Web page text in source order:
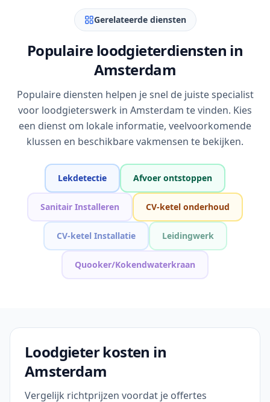
Gerelateerde diensten
Populaire loodgieterdiensten in
Amsterdam
Populaire diensten helpen je snel de juiste specialist
voor loodgieterswerk in Amsterdam te vinden. Kies
een dienst om lokale informatie, veelvoorkomende
klussen en beschikbare vakmensen te bekijken.
Lekdetectie Afvoer ontstoppen
Sanitair Installeren CV-ketel onderhoud
CV-ketel Installatie Leidingwerk
Quooker/Kokendwaterkraan
Loodgieter kosten in
Amsterdam
Vergelijk richtprijzen voordat je offertes